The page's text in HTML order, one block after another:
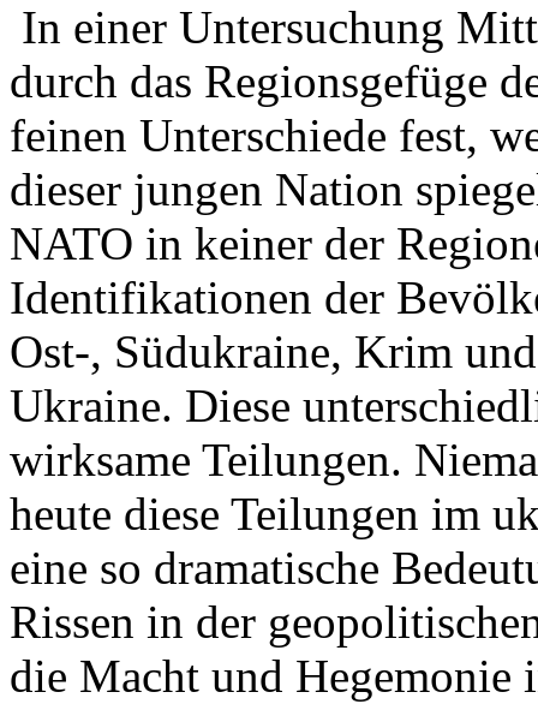
In einer Untersuchung
durch das Regionsgefüge
feinen Unterschiede fest,
dieser jungen Nation
NATO in keiner der
Identifikationen der
Ost-, Südukraine, Krim
Ukraine. Diese
wirksame Teilungen.
heute diese Teilungen im
eine so dramatische
Rissen in der
die Macht und Hegemonie